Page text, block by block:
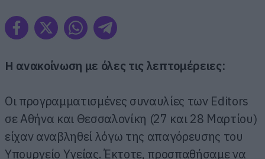
Η ανακοίνωση με όλες τις λεπτομέρειες:
Οι προγραμματισμένες συναυλίες των Editors
σε Αθήνα και Θεσσαλονίκη (27 και 28 Μαρτίου)
είχαν αναβληθεί λόγω της απαγόρευσης του
Υπουργείο Υγείας. Έκτοτε, προσπαθήσαμε να